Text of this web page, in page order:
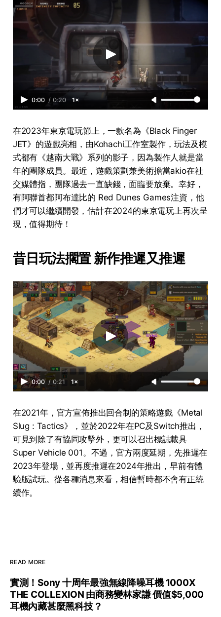
0:00 / 0:20 1×
在2023年東京電玩節上，一款名為《Black Finger
JET》的遊戲亮相，由Kohachi工作室製作，玩法及模
式都有《越南大戰》系列的影子，因為製作人就是當
年的團隊成員。最近，遊戲策劃兼美術擔當akio在社
交媒體指，團隊過去一直缺錢，面臨要放棄。幸好，
有阿聯首都阿布達比的 Red Dunes Games注資，他
們才可以繼續開發，估計在2024的東京電玩上再次呈
現，值得期待！
昔日玩法擱置 新作推遲又推遲
0:00 / 0:21 1×
在2021年，官方宣佈推出回合制的策略遊戲《Metal
Slug : Tactics》，並於2022年在PC及Switch推出，
可見到除了有協同攻擊外，更可以召出標誌載具
Super Vehicle 001。不過，官方兩度延期，先推遲在
2023年登場，並再度推遲在2024年推出，早前有體
驗版試玩。從各種消息來看，相信暫時都不會有正統
續作。
READ MORE
實測！Sony 十周年最強無線降噪耳機 1000X
THE COLLEXION 由商務變林家謙 價值$5,000
耳機內藏甚麼黑科技？